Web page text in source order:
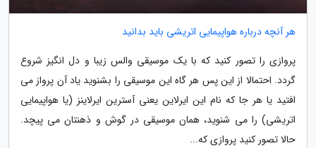
هر آنچه درباره هواپیمایی اتریشی باید بدانید
پروازی را تصور کنید که با یک موسیقی والس زیبا و دل انگیز شروع
گردد. احتمالا از این پس هر گاه این موسیقی را بشنوید یاد آن پرواز می
افتید یا هر جا که نام این ایرلاین یعنی آسترین ایرلاینز (یا هواپیمایی
اتریشی) را می شنوید، همان موسیقی در گوش و ذهنتان می پیچد.
حالا تصور کنید پروازی که...